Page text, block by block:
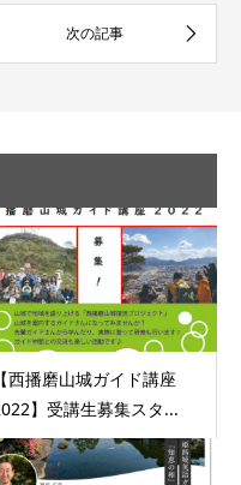
【西播磨山城ガイド講座
】受講生募集スタ...